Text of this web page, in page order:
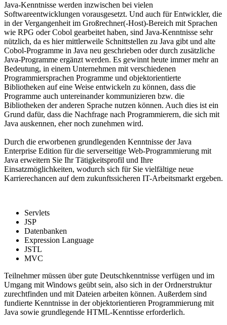
Java-Kenntnisse werden inzwischen bei vielen
Softwareentwicklungen vorausgesetzt. Und auch für Entwickler, die
in der Vergangenheit im Großrechner(-Host)-Bereich mit Sprachen
wie RPG oder Cobol gearbeitet haben, sind Java-Kenntnisse sehr
nützlich, da es hier mittlerweile Schnittstellen zu Java gibt und alte
Cobol-Programme in Java neu geschrieben oder durch zusätzliche
Java-Programme ergänzt werden. Es gewinnt heute immer mehr an
Bedeutung, in einem Unternehmen mit verschiedenen
Programmiersprachen Programme und objektorientierte
Bibliotheken auf eine Weise entwickeln zu können, dass die
Programme auch untereinander kommunizieren bzw. die
Bibliotheken der anderen Sprache nutzen können. Auch dies ist ein
Grund dafür, dass die Nachfrage nach Programmierern, die sich mit
Java auskennen, eher noch zunehmen wird.
Durch die erworbenen grundlegenden Kenntnisse der Java
Enterprise Edition für die serverseitige Web-Programmierung mit
Java erweitern Sie Ihr Tätigkeitsprofil und Ihre
Einsatzmöglichkeiten, wodurch sich für Sie vielfältige neue
Karrierechancen auf dem zukunftssicheren IT-Arbeitsmarkt ergeben.
Servlets
JSP
Datenbanken
Expression Language
JSTL
MVC
Teilnehmer müssen über gute Deutschkenntnisse verfügen und im
Umgang mit Windows geübt sein, also sich in der Ordnerstruktur
zurechtfinden und mit Dateien arbeiten können. Außerdem sind
fundierte Kenntnisse in der objektorientieren Programmierung mit
Java sowie grundlegende HTML-Kenntisse erforderlich.